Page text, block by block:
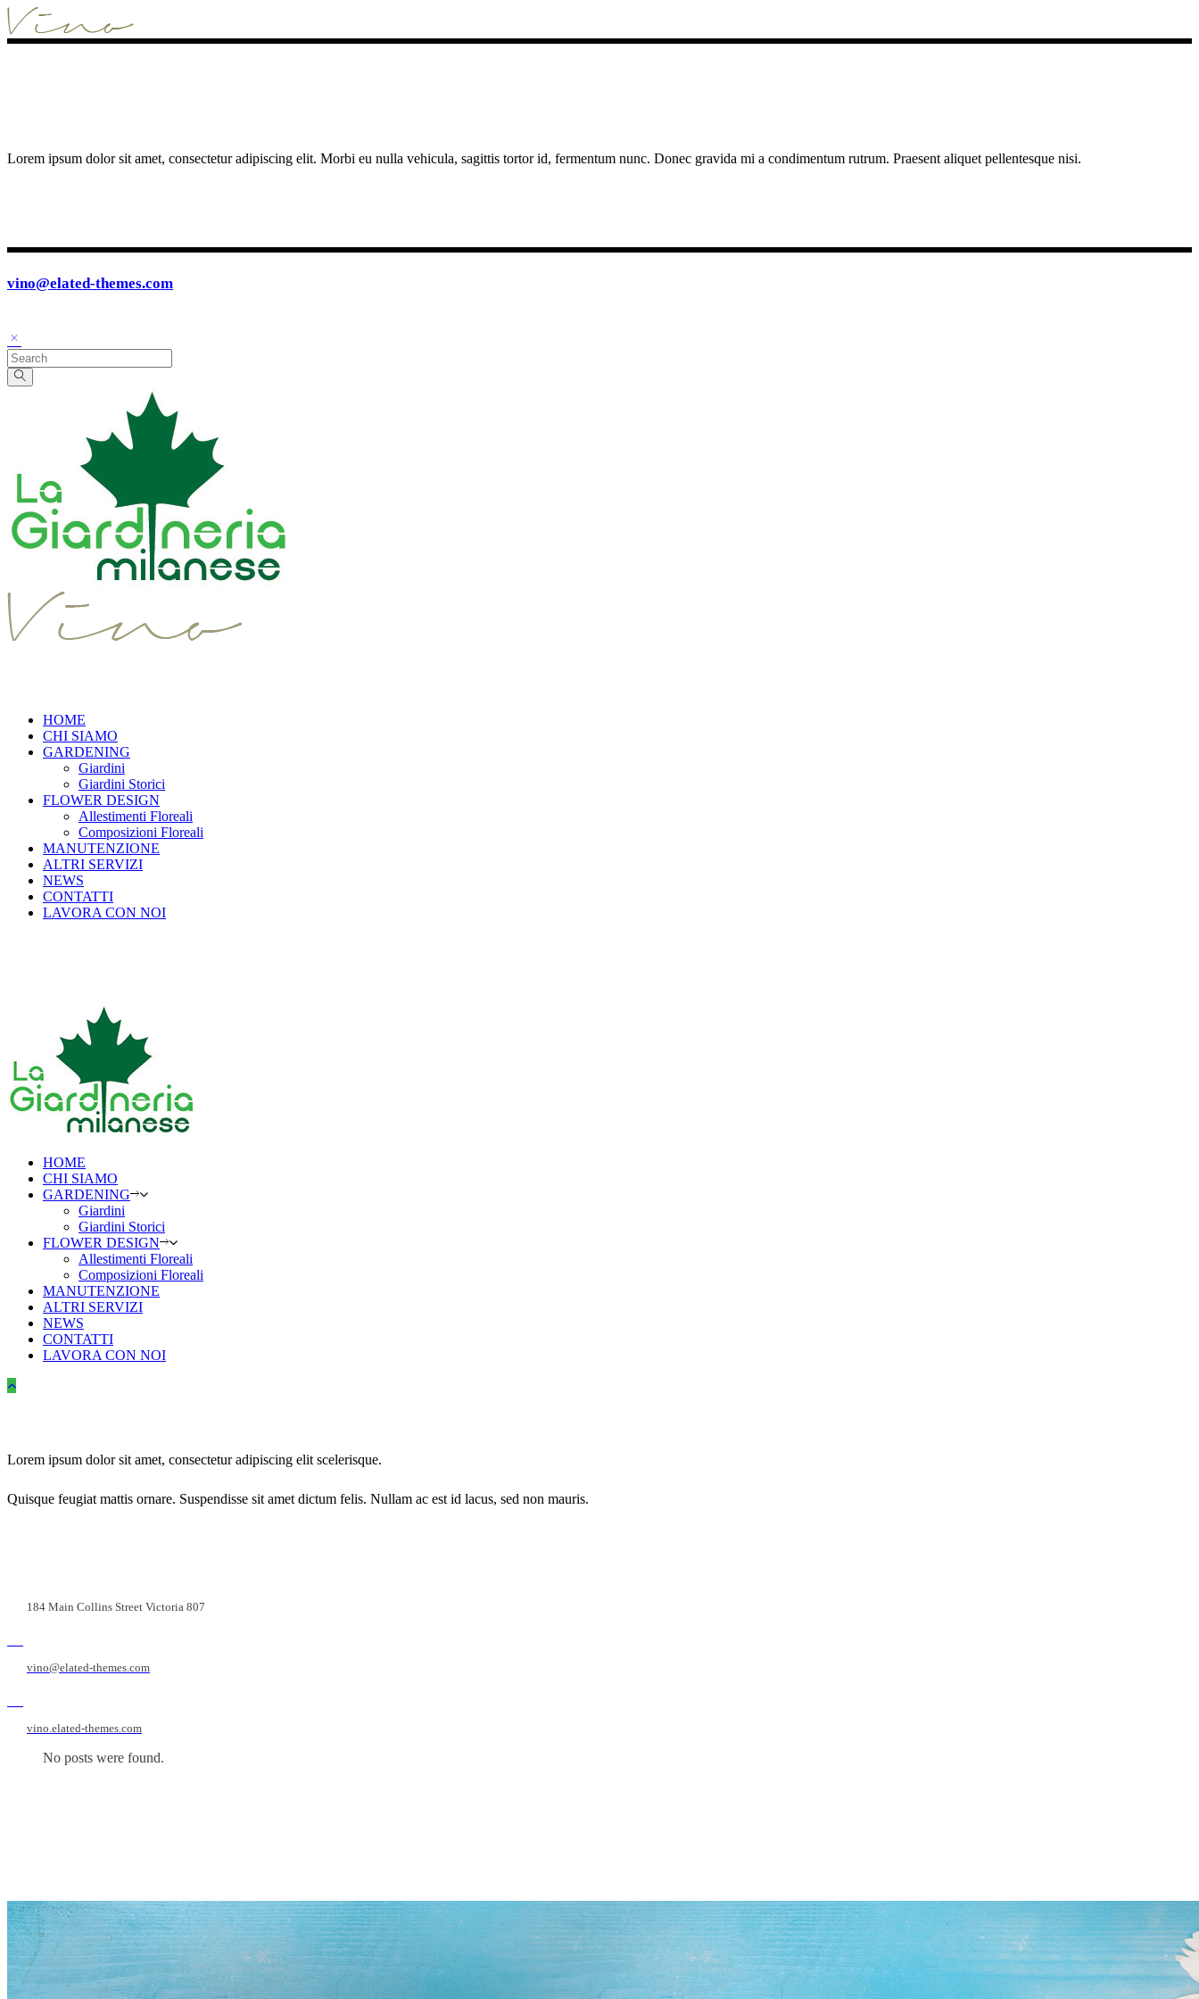
Lorem ipsum dolor sit amet, consectetur adipiscing elit. Morbi eu nulla vehicula, sagittis tortor id, fermentum nunc. Donec gravida mi a condimentum rutrum. Praesent aliquet pellentesque nisi.
vino@elated-themes.com
HOME
CHI SIAMO
GARDENING
Giardini
Giardini Storici
FLOWER DESIGN
Allestimenti Floreali
Composizioni Floreali
MANUTENZIONE
ALTRI SERVIZI
NEWS
CONTATTI
LAVORA CON NOI
HOME
CHI SIAMO
GARDENING
Giardini
Giardini Storici
FLOWER DESIGN
Allestimenti Floreali
Composizioni Floreali
MANUTENZIONE
ALTRI SERVIZI
NEWS
CONTATTI
LAVORA CON NOI
Lorem ipsum dolor sit amet, consectetur adipiscing elit scelerisque.
Quisque feugiat mattis ornare. Suspendisse sit amet dictum felis. Nullam ac est id lacus, sed non mauris.
184 Main Collins Street Victoria 807
vino@elated-themes.com
vino.elated-themes.com
No posts were found.